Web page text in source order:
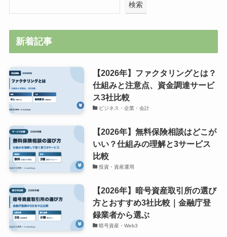
検索
新着記事
【2026年】ファクタリングとは？
仕組みと注意点、資金調達サービ
ス3社比較
ビジネス・企業・会計
【2026年】無料保険相談はどこが
いい？仕組みの理解と3サービス
比較
投資・資産運用
【2026年】暗号資産取引所の選び
方とおすすめ3社比較｜金融庁登
録業者から選ぶ
暗号資産・Web3